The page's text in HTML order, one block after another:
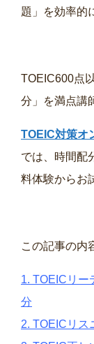
題」を効率的
TOEIC600点
分」を満点講
TOEIC対策オ
では、時間配
料体験からお
この記事の内
1. TOEICリー
分
2. TOEICリス